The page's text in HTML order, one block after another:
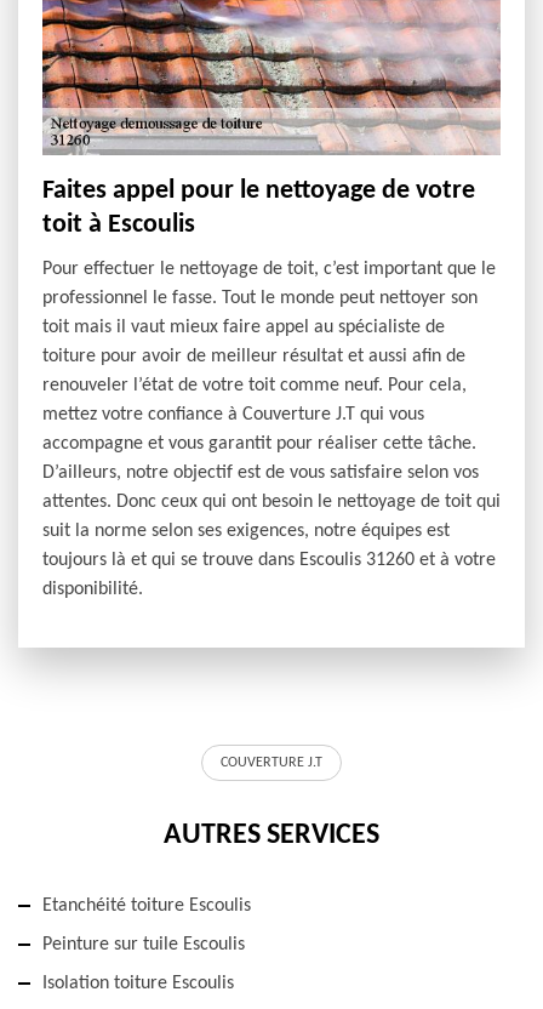
Faites appel pour le nettoyage de votre
toit à Escoulis
Pour effectuer le nettoyage de toit, c’est important que le
professionnel le fasse. Tout le monde peut nettoyer son
toit mais il vaut mieux faire appel au spécialiste de
toiture pour avoir de meilleur résultat et aussi afin de
renouveler l’état de votre toit comme neuf. Pour cela,
mettez votre confiance à Couverture J.T qui vous
accompagne et vous garantit pour réaliser cette tâche.
D’ailleurs, notre objectif est de vous satisfaire selon vos
attentes. Donc ceux qui ont besoin le nettoyage de toit qui
suit la norme selon ses exigences, notre équipes est
toujours là et qui se trouve dans Escoulis 31260 et à votre
disponibilité.
COUVERTURE J.T
AUTRES SERVICES
Etanchéité toiture Escoulis
Peinture sur tuile Escoulis
Isolation toiture Escoulis